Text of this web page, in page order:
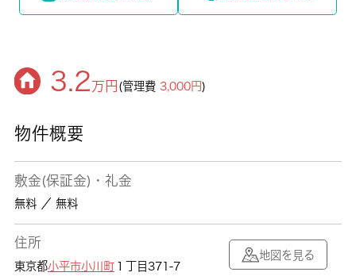
3.2万円 (管理費3,000円)
物件概要
敷金(保証金)・礼金
無料 ／ 無料
住所
東京都小平市小川町１丁目371-7
地図を見る